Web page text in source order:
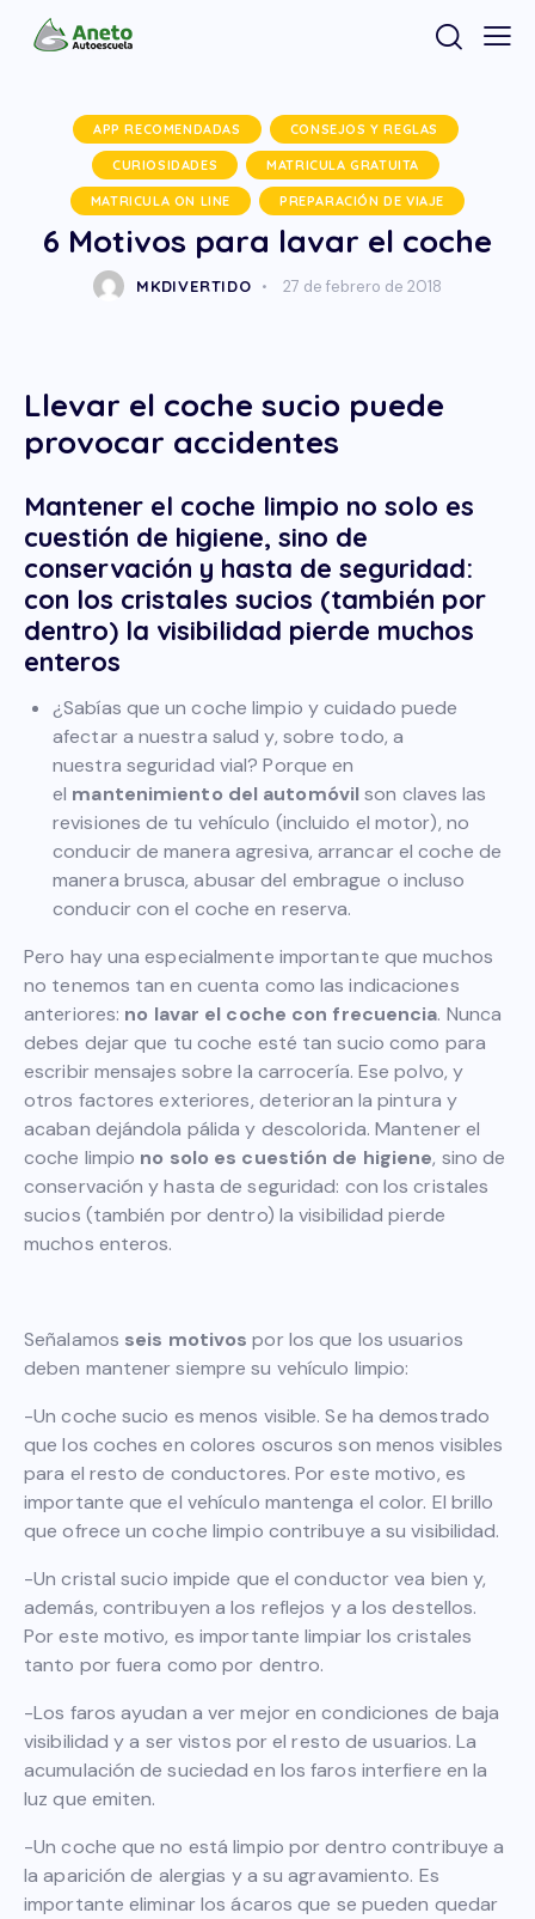
APP RECOMENDADAS CONSEJOS Y REGLAS
CURIOSIDADES MATRICULA GRATUITA
MATRICULA ON LINE PREPARACIÓN DE VIAJE
6 Motivos para lavar el coche
MKDIVERTIDO 27 de febrero de 2018
Llevar el coche sucio puede
provocar accidentes
Mantener el coche limpio no solo es
cuestión de higiene, sino de
conservación y hasta de seguridad:
con los cristales sucios (también por
dentro) la visibilidad pierde muchos
enteros
¿Sabías que un coche limpio y cuidado puede
afectar a nuestra salud y, sobre todo, a
nuestra seguridad vial? Porque en
el mantenimiento del automóvilson claves las
revisiones de tu vehículo (incluido el motor), no
conducir de manera agresiva, arrancar el coche de
manera brusca, abusar del embrague o incluso
conducir con el coche en reserva.
Pero hay una especialmente importante que muchos
no tenemos tan en cuenta como las indicaciones
anteriores: no lavar el coche con frecuencia. Nunca
debes dejar que tu coche esté tan sucio como para
escribir mensajes sobre la carrocería. Ese polvo, y
otros factores exteriores, deterioran la pintura y
acaban dejándola pálida y descolorida. Mantener el
coche limpio no solo es cuestión de higiene, sino de
conservación y hasta de seguridad: con los cristales
sucios (también por dentro) la visibilidad pierde
muchos enteros.
Señalamos seis motivos por los que los usuarios
deben mantener siempre su vehículo limpio:
-Un coche sucio es menos visible. Se ha demostrado
que los coches en colores oscuros son menos visibles
para el resto de conductores. Por este motivo, es
importante que el vehículo mantenga el color. El brillo
que ofrece un coche limpio contribuye a su visibilidad.
-Un cristal sucio impide que el conductor vea bien y,
además, contribuyen a los reflejos y a los destellos.
Por este motivo, es importante limpiar los cristales
tanto por fuera como por dentro.
-Los faros ayudan a ver mejor en condiciones de baja
visibilidad y a ser vistos por el resto de usuarios. La
acumulación de suciedad en los faros interfiere en la
luz que emiten.
-Un coche que no está limpio por dentro contribuye a
la aparición de alergias y a su agravamiento. Es
importante eliminar los ácaros que se pueden quedar